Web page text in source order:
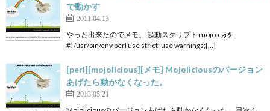
で動かす
2011.04.13
やっと出来たのでメモ。 起動スクリプト mojo.cgiを
#!/usr/bin/env perl use strict; use warnings;[…]
[perl][mojolicious][メモ] Mojoliciousのバージョン
あげたら動かなくなった。
2013.05.21